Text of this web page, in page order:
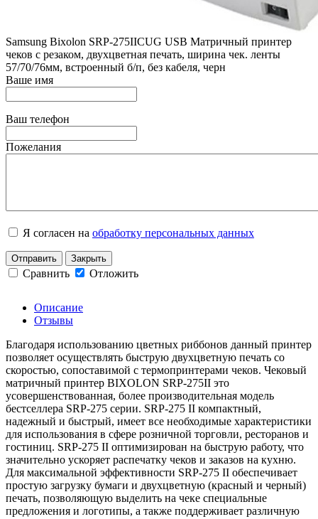
Samsung Bixolon SRP-275IIСUG USB Матричный принтер
чеков с резаком, двухцветная печать, ширина чек. ленты
57/70/76мм, встроенный б/п, без кабеля, черн
Ваше имя
Ваш телефон
Пожелания
Я согласен на обработку персональных данных
Отправить Закрыть
Сравнить Отложить
Описание
Отзывы
Благодаря использованию цветных риббонов данный принтер
позволяет осуществлять быструю двухцветную печать со
скоростью, сопоставимой с термопринтерами чеков. Чековый
матричный принтер BIXOLON SRP-275II это
усовершенствованная, более производительная модель
бестселлера SRP-275 серии. SRP-275 II компактный,
надежный и быстрый, имеет все необходимые характеристики
для использования в сфере розничной торговли, ресторанов и
гостиниц. SRP-275 II оптимизирован на быструю работу, что
значительно ускоряет распечатку чеков и заказов на кухню.
Для максимальной эффективности SRP-275 II обеспечивает
простую загрузку бумаги и двухцветную (красный и черный)
печать, позволяющую выделить на чеке специальные
предложения и логотипы, а также поддерживает различную